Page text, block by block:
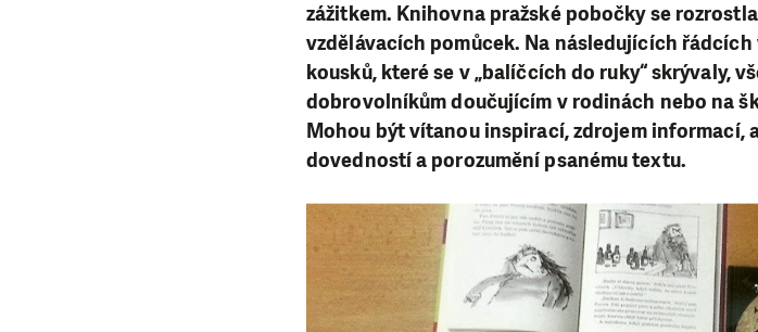
zážitkem. Knihovna pražské pobočky se
vzdělávacích pomůcek. Na následujících
kousků, které se v „balíčcích do ruky“ skrývaly,
dobrovolníkům doučujícím v rodinách nebo na
Mohou být vítanou inspirací, zdrojem informací,
dovedností a porozumění psanému textu.